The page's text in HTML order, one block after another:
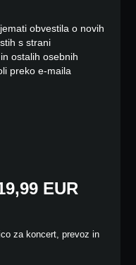
obvestila o novih
s strani
ostalih osebnih
preko e-maila
EUR
za koncert, prevoz in